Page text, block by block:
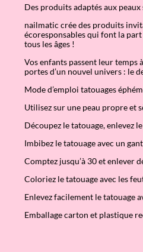
Des produits adaptés aux
nailmatic crée des produits
écoresponsables qui font la
tous les âges !
Vos enfants passent leur temps
portes d’un nouvel univers : le
Mode d’emploi tatouages
Utilisez sur une peau propre et
Découpez le tatouage, enlevez
Imbibez le tatouage avec un
Comptez jusqu’à 30 et enlever
Coloriez le tatouage avec les
Enlevez facilement le tatouage
Emballage carton et plastique